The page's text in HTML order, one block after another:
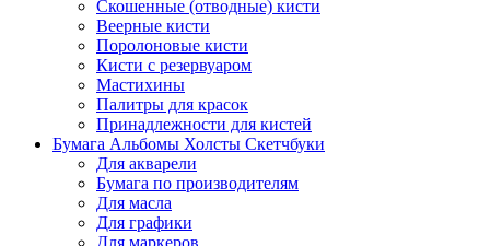
Скошенные (отводные) кисти
Веерные кисти
Поролоновые кисти
Кисти с резервуаром
Мастихины
Палитры для красок
Принадлежности для кистей
Бумага Альбомы Холсты Скетчбуки
Для акварели
Бумага по производителям
Для масла
Для графики
Для маркеров